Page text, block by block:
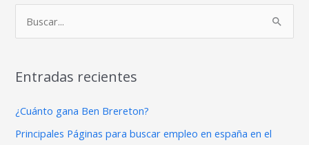
c
Entradas recientes
¿Cuánto gana Ben Brereton?
Principales Páginas para buscar empleo en españa en el